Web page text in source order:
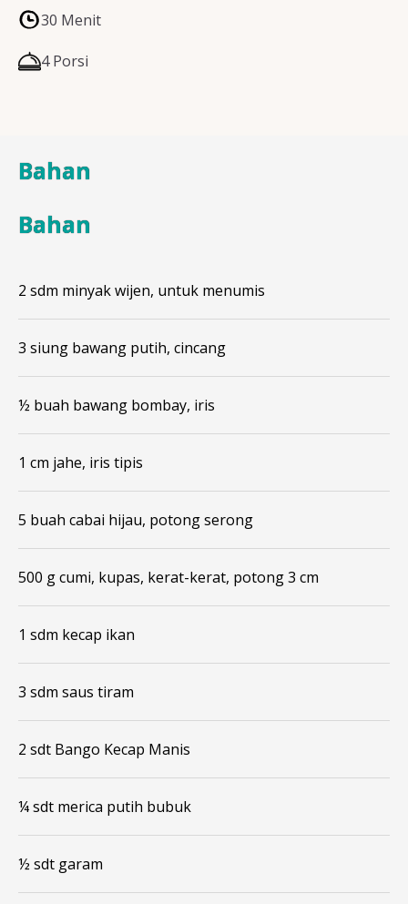
30 Menit
4 Porsi
Bahan
Bahan
2 sdm minyak wijen, untuk menumis
3 siung bawang putih, cincang
½ buah bawang bombay, iris
1 cm jahe, iris tipis
5 buah cabai hijau, potong serong
500 g cumi, kupas, kerat-kerat, potong 3 cm
1 sdm kecap ikan
3 sdm saus tiram
2 sdt Bango Kecap Manis
¼ sdt merica putih bubuk
½ sdt garam